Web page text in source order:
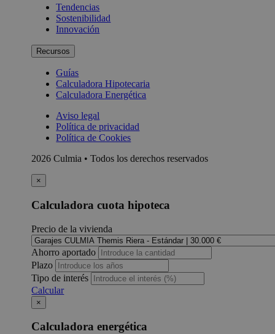
Tendencias
Sostenibilidad
Innovación
Recursos
Guías
Calculadora Hipotecaria
Calculadora Energética
Aviso legal
Política de privacidad
Política de Cookies
2026 Culmia • Todos los derechos reservados
×
Calculadora cuota hipoteca
Precio de la vivienda
Ahorro aportado
Plazo
Tipo de interés
Calcular
×
Calculadora energética